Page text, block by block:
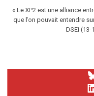
« Le XP2 est une alliance
que l’on pouvait entendre
DSEi